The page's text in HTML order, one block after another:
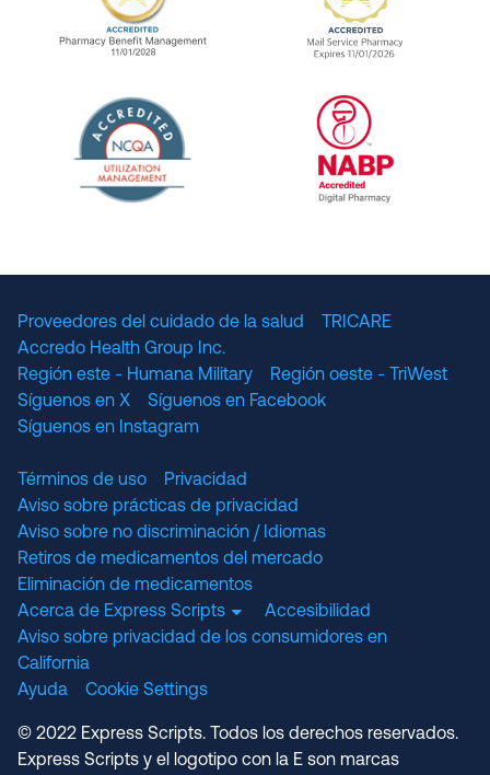
URAC Accredited Pharmacy Benefit
URAC
Proveedores del cuidado de la salud
TRICARE
Accredo Health Group Inc.
Región este - Humana Military
Región oeste - TriWest
Síguenos en X
Síguenos en Facebook
Síguenos en Instagram
Términos de uso
Privacidad
Aviso sobre prácticas de privacidad
Aviso sobre no discriminación / Idiomas
Retiros de medicamentos del mercado
Eliminación de medicamentos
Acerca de Express Scripts
Accesibilidad
Aviso sobre privacidad de los consumidores en
California
Ayuda
Cookie Settings
© 2022 Express Scripts. Todos los derechos reservados.
Express Scripts y el logotipo con la E son marcas